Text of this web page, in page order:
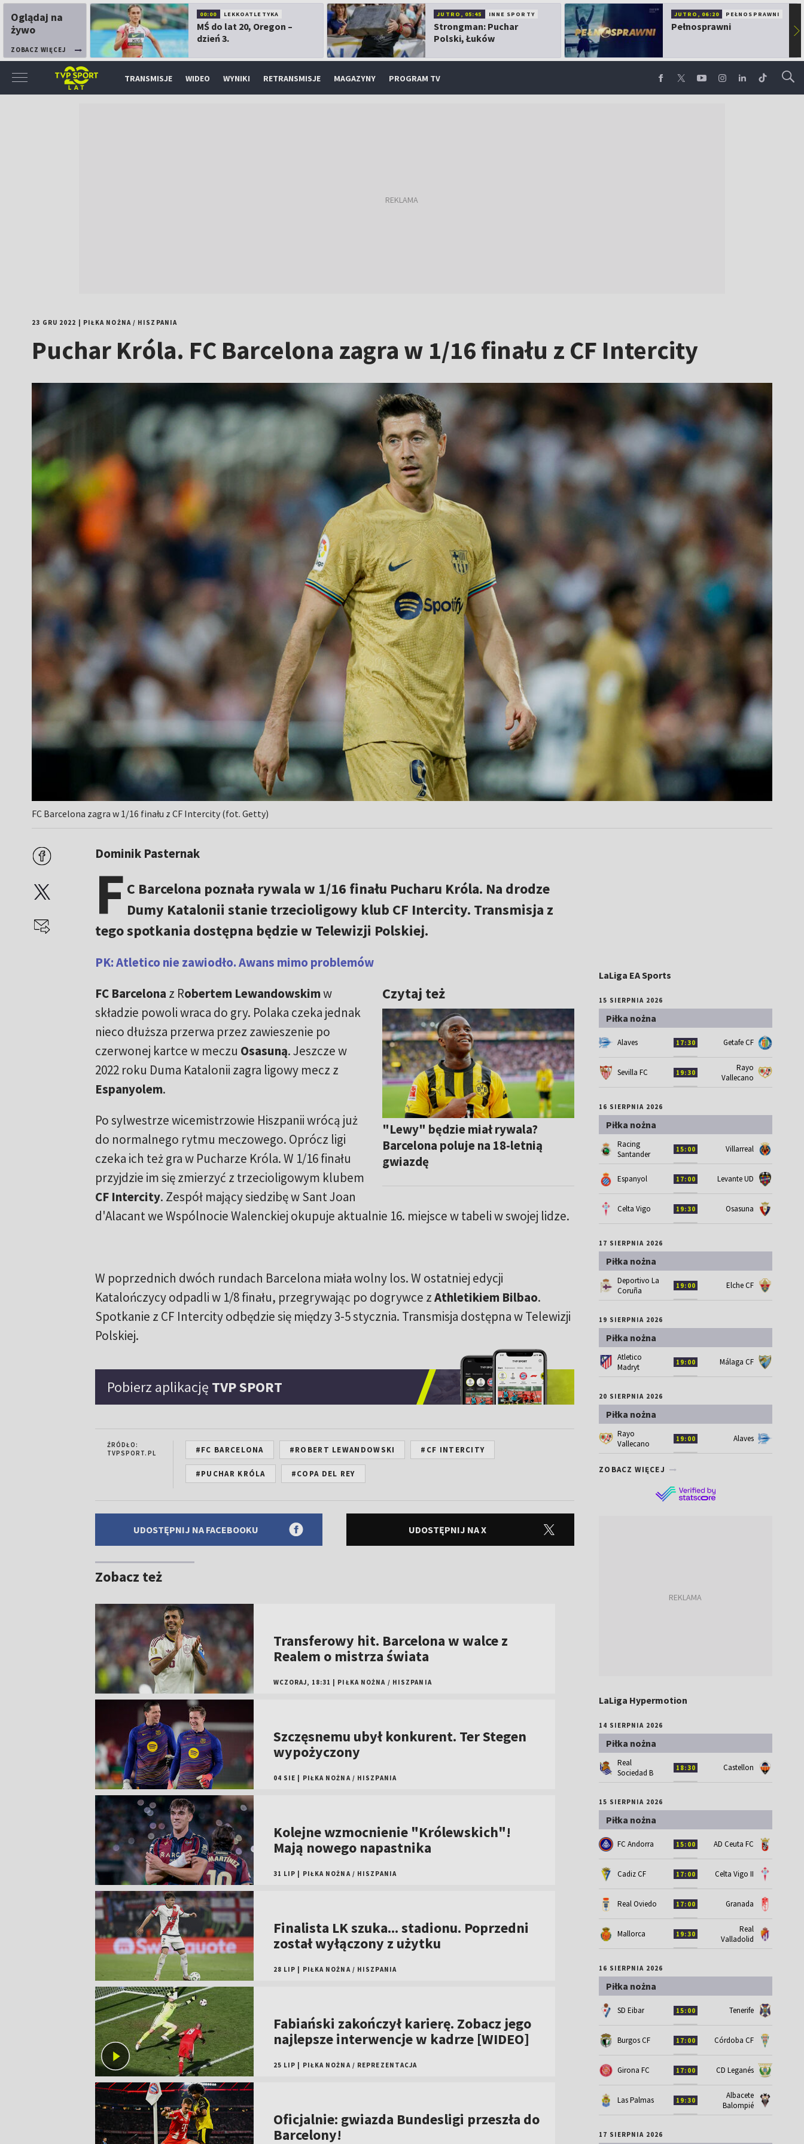
Oglądaj na
żywo
ZOBACZ WIĘCEJ
00:00 LEKKOATLETYKA
MŚ do lat 20, Oregon –
dzień 3.
JUTRO, 05:45 INNE SPORTY
Strongman: Puchar
Polski, Łuków
JUTRO, 06:20 PEŁNOSPRAWNI
Pełnosprawni ▶
TRANSMISJE WIDEO WYNIKI RETRANSMISJE MAGAZYNY PROGRAM TV
23 GRU 2022 PIŁKA NOŻNA/ HISZPANIA
Puchar Króla. FC Barcelona zagra w 1/16 finału z CF Intercity
FC Barcelona zagra w 1/16 finału z CF Intercity (fot. Getty)
Dominik Pasternak
F C Barcelona poznała rywala w 1/16 finału Pucharu Króla. Na drodze
Dumy Katalonii stanie trzecioligowy klub CF Intercity. Transmisja z
tego spotkania dostępna będzie w Telewizji Polskiej.
PK: Atletico nie zawiodło. Awans mimo problemów
Czytaj też
"Lewy" będzie miał rywala?
Barcelona poluje na 18-letnią
gwiazdę
FC Barcelona z Robertem Lewandowskimw
składzie powoli wraca do gry. Polaka czeka jednak
nieco dłuższa przerwa przez zawieszenie po
czerwonej kartce w meczu Osasuną. Jeszcze w
2022 roku Duma Katalonii zagra ligowy mecz z
Espanyolem.
Po sylwestrze wicemistrzowie Hiszpanii wrócą już
do normalnego rytmu meczowego. Oprócz ligi
czeka ich też gra w Pucharze Króla. W 1/16 finału
przyjdzie im się zmierzyć z trzecioligowym klubem
CF Intercity. Zespół mający siedzibę w Sant Joan
d'Alacant we Wspólnocie Walenckiej okupuje aktualnie 16. miejsce w tabeli w swojej lidze.
W poprzednich dwóch rundach Barcelona miała wolny los. W ostatniej edycji
Katalończycy odpadli w 1/8 finału, przegrywając po dogrywce zAthletikiem Bilbao.
Spotkanie z CF Intercity odbędzie się między 3-5 stycznia. Transmisja dostępna w Telewizji
Polskiej.
Pobierz aplikację TVP SPORT
ŹRÓDŁO:
TVPSPORT.PL
#FC BARCELONA #ROBERT LEWANDOWSKI #CF INTERCITY
#PUCHAR KRÓLA #COPA DEL REY
UDOSTĘPNIJ NA FACEBOOKU UDOSTĘPNIJ NA X
Zobacz też
Transferowy hit. Barcelona w walce z
Realem o mistrza świata
WCZORAJ, 18:31 PIŁKA NOŻNA / HISZPANIA
Szczęsnemu ubył konkurent. Ter Stegen
wypożyczony
04 SIE PIŁKA NOŻNA / HISZPANIA
Kolejne wzmocnienie "Królewskich"!
Mają nowego napastnika
31 LIP PIŁKA NOŻNA / HISZPANIA
Finalista LK szuka... stadionu. Poprzedni
został wyłączony z użytku
28 LIP PIŁKA NOŻNA / HISZPANIA
Fabiański zakończył karierę. Zobacz jego
najlepsze interwencje w kadrze [WIDEO]
25 LIP PIŁKA NOŻNA / REPREZENTACJA
Oficjalnie: gwiazda Bundesligi przeszła do
Barcelony!
LaLiga EA Sports
15 SIERPNIA 2026
Piłka nożna
Alaves 17:30 Getafe CF
Sevilla FC 19:30
Rayo
Vallecano
16 SIERPNIA 2026
Piłka nożna
Racing
Santander
15:00 Villarreal
Espanyol 17:00 Levante UD
Celta Vigo 19:30 Osasuna
17 SIERPNIA 2026
Piłka nożna
Deportivo La
Coruña
19:00 Elche CF
19 SIERPNIA 2026
Piłka nożna
Atletico
Madryt
19:00 Málaga CF
20 SIERPNIA 2026
Piłka nożna
Rayo
Vallecano
19:00 Alaves
ZOBACZ WIĘCEJ
LaLiga Hypermotion
14 SIERPNIA 2026
Piłka nożna
Real
Sociedad B
18:30 Castellon
15 SIERPNIA 2026
Piłka nożna
FC Andorra 15:00 AD Ceuta FC
Cadiz CF 17:00 Celta Vigo II
Real Oviedo 17:00 Granada
Mallorca 19:30
Real
Valladolid
16 SIERPNIA 2026
Piłka nożna
SD Eibar 15:00 Tenerife
Burgos CF 17:00 Córdoba CF
Girona FC 17:00 CD Leganés
Las Palmas 19:30
Albacete
Balompié
17 SIERPNIA 2026